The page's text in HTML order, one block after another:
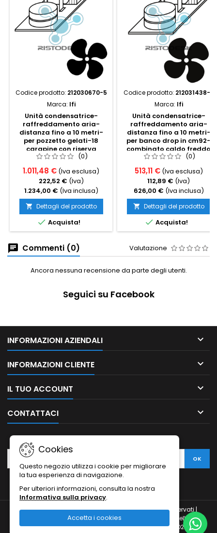
Codice prodotto: 212030670-5
Marca: Ifi
Unità condensatrice-
raffreddamento aria-
distanza fino a 10 metri-
per pozzetto gelati-18
carapine con riserva
(0)
1.011,48 € (Iva esclusa)
222,52 € (Iva)
1.234,00 € (Iva inclusa)
 Dettagli del prodotto
 Acquista!
Codice prodotto: 212031438-9
Marca: Ifi
Unità condensatrice-
raffreddamento aria-
distanza fino a 10 metri-
per banco drop in cm92-
combinato caldo freddo
(0)
513,11 € (Iva esclusa)
112,89 € (Iva)
626,00 € (Iva inclusa)
 Dettagli del prodotto
 Acquista!
Commenti (0) Valutazione
Ancora nessuna recensione da parte degli utenti.
Seguici su Facebook
INFORMAZIONI AZIENDALI 
INFORMAZIONI CLIENTE 
IL TUO ACCOUNT 
CONTATTACI 
Cookies
Questo negozio utilizza i cookie per migliorare
la tua esperienza di navigazione.
Per ulteriori informazioni, consulta la nostra
Informativa sulla privacy.
Accetta i cookies
NEWSLETTER
© Copyright 2010-2026 Ristodesk : tutti i diritti sono riservati |
Ristodesk di Pasquale Di Carluccio | via Francesco Spinelli, 104 |
84088- Siano (SA) | P.IVA 04793260656 e C.F. DCRPQL78D21I720H |